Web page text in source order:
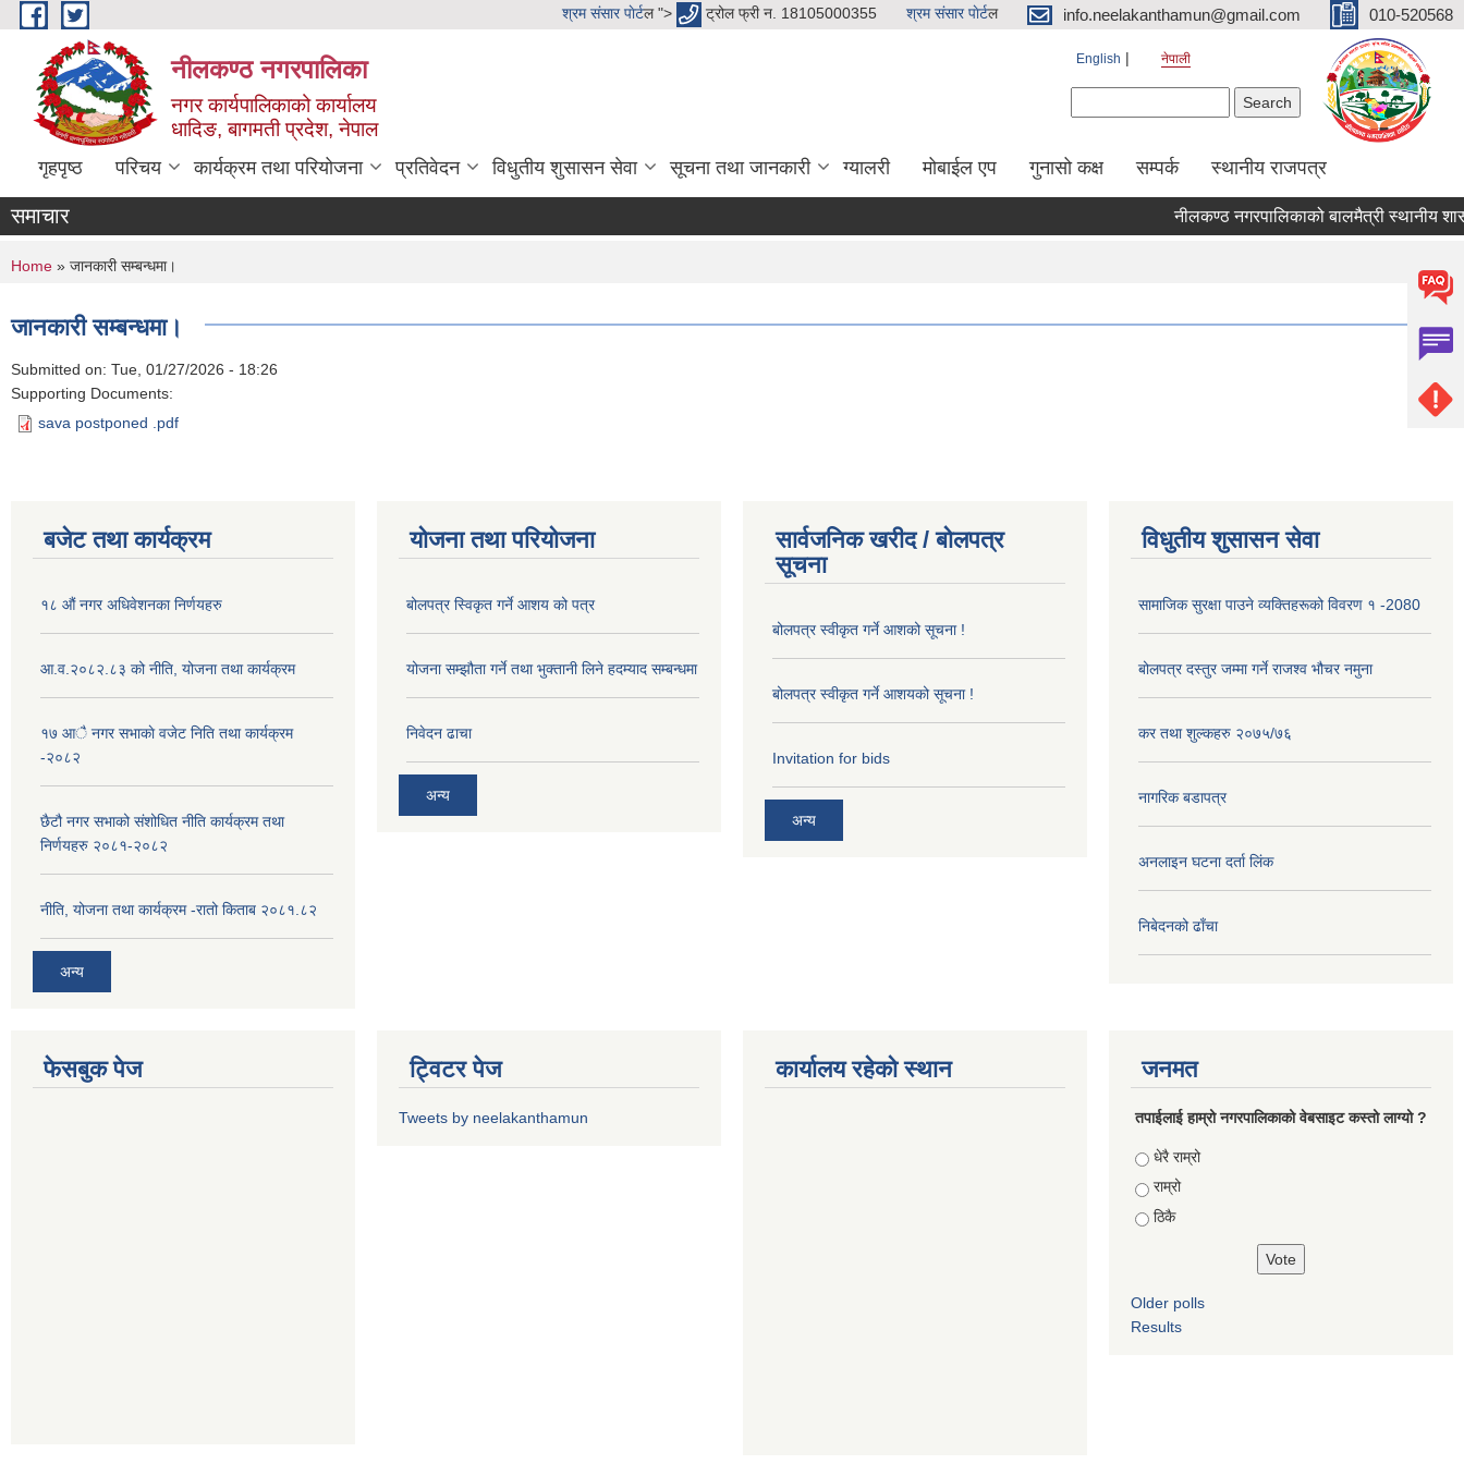
Skip to main content श्रम संसार पाेर्टल "> ट्रोल फ्री न. 18105000355 श्रम संसार पाेर्टल info.neelakanthamun@gmail.com 010-520568
नीलकण्ठ नगरपालिका
नगर कार्यपालिकाको कार्यालय
धादिङ, बागमती प्रदेश, नेपाल
English नेपाली
गृहपृष्ठ परिचय कार्यक्रम तथा परियोजना प्रतिवेदन विधुतीय शुसासन सेवा सूचना तथा जानकारी ग्यालरी मोबाईल एप गुनासो कक्ष सम्पर्क स्थानीय राजपत्र
समाचार नीलकण्ठ नगरपालिकाको बालमैत्री स्थानीय
You are here
Home » जानकारी सम्बन्धमा।
जानकारी सम्बन्धमा।
Submitted on: Tue, 01/27/2026 - 18:26
Supporting Documents:
sava postponed .pdf
बजेट तथा कार्यक्रम
१८ औं नगर अधिवेशनका निर्णयहरु
आ.व.२०८२.८३ को नीति, योजना तथा कार्यक्रम
१७ आै नगर सभाकाे वजेट निति तथा कार्यक्रम
-२०८२
छैटौ नगर सभाको संशोधित नीति कार्यक्रम तथा
निर्णयहरु २०८१-२०८२
नीति, योजना तथा कार्यक्रम -रातो किताब २०८१.८२
अन्य
योजना तथा परियोजना
बोलपत्र स्विकृत गर्ने आशय को पत्र
योजना सम्झौता गर्ने तथा भुक्तानी लिने हदम्याद सम्बन्धमा
निवेदन ढाचा
अन्य
सार्वजनिक खरीद / बोलपत्र
सूचना
बोलपत्र स्वीकृत गर्ने आशको सूचना !
बोलपत्र स्वीकृत गर्ने आशयको सूचना !
Invitation for bids
अन्य
विधुतीय शुसासन सेवा
सामाजिक सुरक्षा पाउने व्यक्तिहरूको विवरण १ -2080
बोलपत्र दस्तुर जम्मा गर्ने राजश्व भौचर नमुना
कर तथा शुल्कहरु २०७५/७६
नागरिक बडापत्र
अनलाइन घटना दर्ता लिंक
निबेदनको ढाँचा
फेसबुक पेज ट्विटर पेज
Tweets by neelakanthamun
कार्यालय रहेको स्थान जनमत
तपाईलाई हाम्रो नगरपालिकाको वेबसाइट कस्तो लाग्यो ?
Choices
धेरै राम्रो
राम्रो
ठिकै
Older polls
Results